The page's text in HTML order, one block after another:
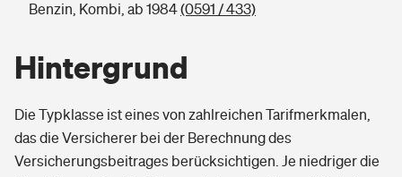
Benzin, Kombi, ab 1984(0591 / 433)
Hintergrund
Die Typklasse ist eines von zahlreichen Tarifmerkmalen,
das die Versicherer bei der Berechnung des
Versicherungsbeitrages berücksichtigen. Je niedriger die